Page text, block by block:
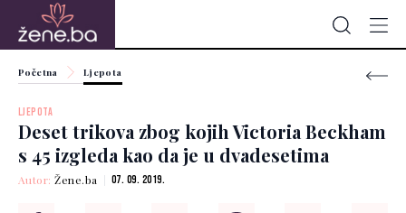
Početna Ljepota
LJEPOTA
Deset trikova zbog kojih Victoria Beckham
s 45 izgleda kao da je u dvadesetima
Autor:Žene.ba 07. 09. 2019.